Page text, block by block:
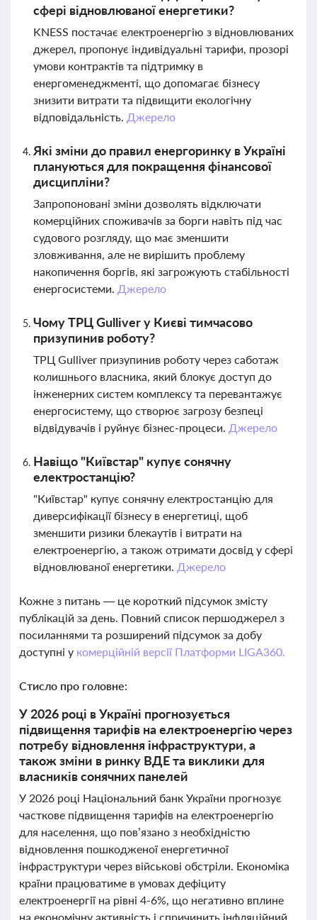
сфері відновлюваної енергетики?
KNESS постачає електроенергію з відновлюваних
джерел, пропонує індивідуальні тарифи, прозорі
умови контрактів та підтримку в
енергоменеджменті, що допомагає бізнесу
знизити витрати та підвищити екологічну
відповідальність. Джерело
Які зміни до правил енергоринку в Україні
плануються для покращення фінансової
дисципліни?
Запропоновані зміни дозволять відключати
комерційних споживачів за борги навіть під час
судового розгляду, що має зменшити
зловживання, але не вирішить проблему
накопичення боргів, які загрожують стабільності
енергосистеми. Джерело
Чому ТРЦ Gulliver у Києві тимчасово
призупинив роботу?
ТРЦ Gulliver призупинив роботу через саботаж
колишнього власника, який блокує доступ до
інженерних систем комплексу та перевантажує
енергосистему, що створює загрозу безпеці
відвідувачів і руйнує бізнес-процеси. Джерело
Навіщо "Київстар" купує сонячну
електростанцію?
"Київстар" купує сонячну електростанцію для
диверсифікації бізнесу в енергетиці, щоб
зменшити ризики блекаутів і витрати на
електроенергію, а також отримати досвід у сфері
відновлюваної енергетики. Джерело
Кожне з питань — це короткий підсумок змісту
публікацій за день. Повний список першоджерел з
посиланнями та розширений підсумок за добу
доступні у комерційній версії Платформи LIGA360.
Стисло про головне:
У 2026 році в Україні прогнозується
підвищення тарифів на електроенергію через
потребу відновлення інфраструктури, а
також зміни в ринку ВДЕ та виклики для
власників сонячних панелей
У 2026 році Національний банк України прогнозує
часткове підвищення тарифів на електроенергію
для населення, що пов’язано з необхідністю
відновлення пошкодженої енергетичної
інфраструктури через військові обстріли. Економіка
країни працюватиме в умовах дефіциту
електроенергії на рівні 4-6%, що негативно вплине
на економічну активність і спричинить інфляційний